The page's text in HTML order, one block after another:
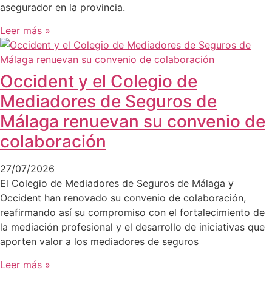
asegurador en la provincia.
Leer más »
Occident y el Colegio de
Mediadores de Seguros de
Málaga renuevan su convenio de
colaboración
27/07/2026
El Colegio de Mediadores de Seguros de Málaga y
Occident han renovado su convenio de colaboración,
reafirmando así su compromiso con el fortalecimiento de
la mediación profesional y el desarrollo de iniciativas que
aporten valor a los mediadores de seguros
Leer más »